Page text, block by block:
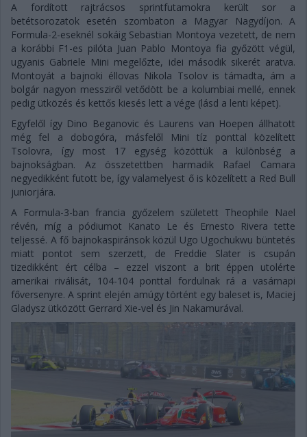
A fordított rajtrácsos sprintfutamokra került sor a
betétsorozatok esetén szombaton a Magyar Nagydíjon. A
Formula-2-eseknél sokáig Sebastian Montoya vezetett, de nem
a korábbi F1-es pilóta Juan Pablo Montoya fia győzött végül,
ugyanis Gabriele Mini megelőzte, idei második sikerét aratva.
Montoyát a bajnoki éllovas Nikola Tsolov is támadta, ám a
bolgár nagyon messziről vetődött be a kolumbiai mellé, ennek
pedig ütközés és kettős kiesés lett a vége (lásd a lenti képet).
Egyfelől így Dino Beganovic és Laurens van Hoepen állhatott
még fel a dobogóra, másfelől Mini tíz ponttal közelített
Tsolovra, így most 17 egység közöttük a különbség a
bajnokságban. Az összetettben harmadik Rafael Camara
negyedikként futott be, így valamelyest ő is közelített a Red Bull
juniorjára.
A Formula-3-ban francia győzelem született Theophile Nael
révén, míg a pódiumot Kanato Le és Ernesto Rivera tette
teljessé. A fő bajnokaspiránsok közül Ugo Ugochukwu büntetés
miatt pontot sem szerzett, de Freddie Slater is csupán
tizedikként ért célba – ezzel viszont a brit éppen utolérte
amerikai riválisát, 104-104 ponttal fordulnak rá a vasárnapi
főversenyre. A sprint elején amúgy történt egy baleset is, Maciej
Gladysz ütközött Gerrard Xie-vel és Jin Nakamurával.